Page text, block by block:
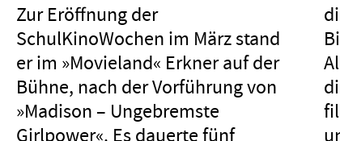
Zur Eröffnung der
SchulKinoWochen im März stand
er im »Movieland« Erkner auf der
Bühne, nach der Vorführung von
»Madison – Ungebremste
Girlpower«. Es dauerte fünf